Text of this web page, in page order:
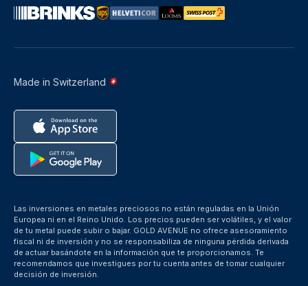
Made in Switzerland
Las inversiones en metales preciosos no están reguladas en la Unión
Europea ni en el Reino Unido. Los precios pueden ser volátiles, y el valor
de tu metal puede subir o bajar. GOLD AVENUE no ofrece asesoramiento
fiscal ni de inversión y no se responsabiliza de ninguna pérdida derivada
de actuar basándote en la información que te proporcionamos. Te
recomendamos que investigues por tu cuenta antes de tomar cualquier
decisión de inversión.